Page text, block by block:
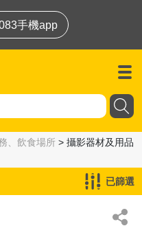
手機app
、飲食場所 > 攝影器材及用品
已篩選